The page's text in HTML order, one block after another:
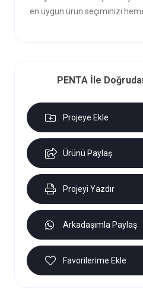
en uygun ürün seçiminizi
PENTA İle
Projeye Ekle
Ürünü Paylaş
Projeyi Yazdır
Arkadaşımla Paylaş
Favorilerime Ekle